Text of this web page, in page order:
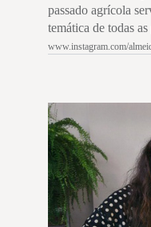
passado agrícola
temática de todas
www.instagram.com/